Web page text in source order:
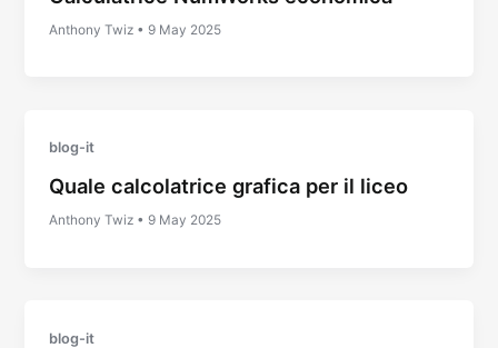
Anthony Twiz •9 May 2025
blog-it
Quale calcolatrice grafica per il liceo
Anthony Twiz •9 May 2025
blog-it